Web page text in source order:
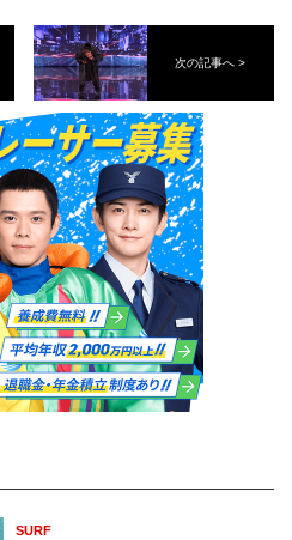
次の記事へ >
SURF